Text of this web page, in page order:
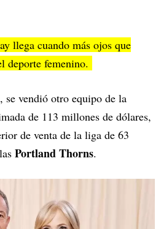
llega cuando más ojos que
deporte femenino.
se vendió otro equipo de la
de 113 millones de dólares,
de venta de la liga de 63
Portland Thorns.